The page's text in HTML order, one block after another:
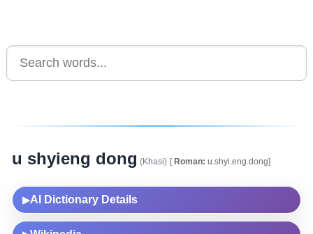
u shyieng dong (Khasi) [Roman: u.shyi.eng.dong]
▶AI Dictionary Details